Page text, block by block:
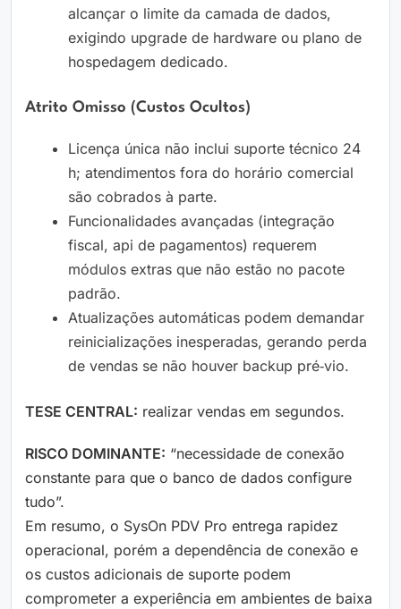
alcançar o limite da camada de dados,
exigindo upgrade de hardware ou plano de
hospedagem dedicado.
Atrito Omisso (custos Ocultos)
Licença única não inclui suporte técnico 24
h; atendimentos fora do horário comercial
são cobrados à parte.
Funcionalidades avançadas (integração
fiscal, api de pagamentos) requerem
módulos extras que não estão no pacote
padrão.
Atualizações automáticas podem demandar
reinicializações inesperadas, gerando perda
de vendas se não houver backup pré‑vio.
TESE CENTRAL: realizar vendas em segundos.
RISCO DOMINANTE: “necessidade de conexão
constante para que o banco de dados configure
tudo”.
Em resumo, o SysOn PDV Pro entrega rapidez
operacional, porém a dependência de conexão e
os custos adicionais de suporte podem
comprometer a experiência em ambientes de baixa